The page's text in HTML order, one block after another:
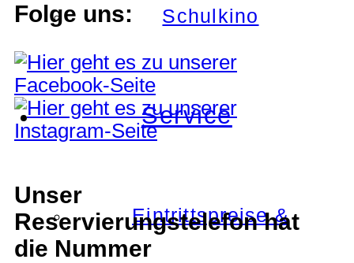
Schulkino
Service
Eintrittspreise &
Folge uns:
Unser
Reservierungstelefon hat
die Nummer